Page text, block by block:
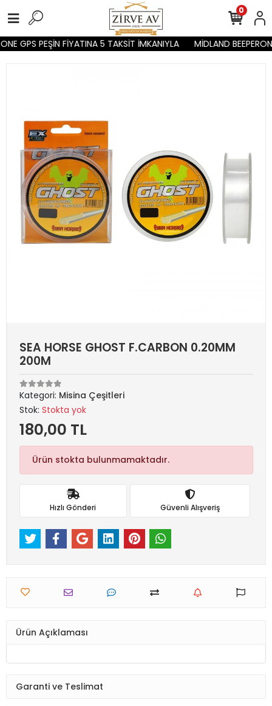
GPS PEŞİN FİYATINA 5 TAKSİT İMKANIYLA MİDLAND
0
SEA HORSE GHOST F.CARBON 0.20MM
200M
Kategori: Misina Çeşitleri
Stok: Stokta yok
180,00 TL
Ürün stokta bulunmamaktadır.
Hızlı Gönderi Güvenli Alışveriş
Ürün Açıklaması
Garanti ve Teslimat